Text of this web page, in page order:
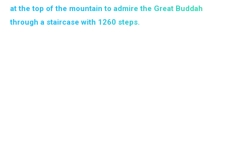
at the top of the mountain to admire the Great Buddah
through a staircase with 1260 steps.